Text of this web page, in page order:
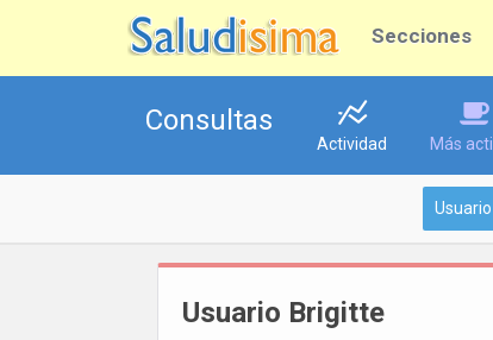
Secciones
Consultas
Actividad Más
Usuario Brigitte